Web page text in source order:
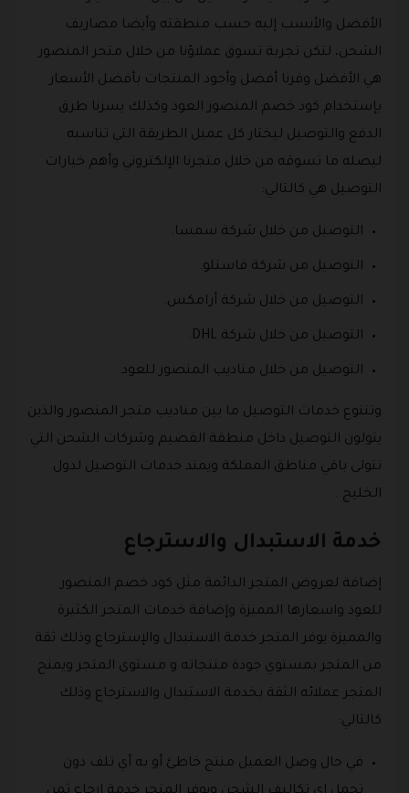
الأفضل والأنسب إليه حسب منطقته وأيضا مصاريف
الشحن، لتكن تجربة تسوق عملاؤنا من خلال متجر المنصور
هي الأفضل وفرنا أفضل وأجود المنتجات بأفضل الأسعار
بإستخدام كود خصم المنصور العود وكذلك يسرنا طرق
الدفع والتوصيل ليختار كل عميل الطريقة التي تناسبه
ليصله ما تسوقه من خلال متجرنا الإلكتروني وأهم خيارات
التوصيل هي كالتالي:
التوصيل من خلال شركة سمسا.
التوصيل من شركة فاستلو.
التوصيل من خلال شركة أرامكس.
التوصيل من خلال شركة DHL.
التوصيل من خلال مناديب المنصور للعود.
وتتنوع خدمات التوصيل ما بين مناديب متجر المنصور والذين
يتولون التوصيل داخل منطقة القصيم وشركات الشحن التي
تتولى باقي مناطق المملكة ويمتد خدمات التوصيل لدول
الخليج .
خدمة الاستبدال والاسترجاع
إضافة لعروض المتجر الدائمة مثل كود خصم المنصور
للعود واسعارها المميزة وإضافة خدمات المتجر الكثيرة
والمميزة يوفر المتجر خدمة الاستبدال والإسترجاع وذلك ثقة
من المتجر بمستوي جودة منتجاته و مستوى المتجر ويمنح
المتجر عملائه الثقة بخدمة الاستبدال والاسترجاع وذلك
كالتالي:
في حال وصل العميل منتج خاطئ أو به أي تلف دون